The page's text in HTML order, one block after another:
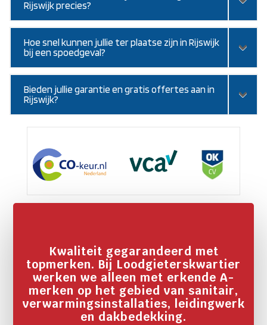
Rijswijk precies?
Hoe snel kunnen jullie ter plaatse zijn in Rijswijk
bij een spoedgeval?
Bieden jullie garantie en gratis offertes aan in
Rijswijk?
Kwaliteit gegarandeerd met
topmerken. Bij Loodgieterskwartier
werken we alleen met erkende A-
merken op het gebied van sanitair,
verwarmingsinstallaties, leidingwerk
en dakbedekking.